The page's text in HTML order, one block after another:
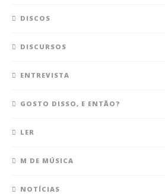
DISCOS
DISCURSOS
ENTREVISTA
GOSTO DISSO, E ENTÃO?
LER
M DE MÚSICA
NOTÍCIAS